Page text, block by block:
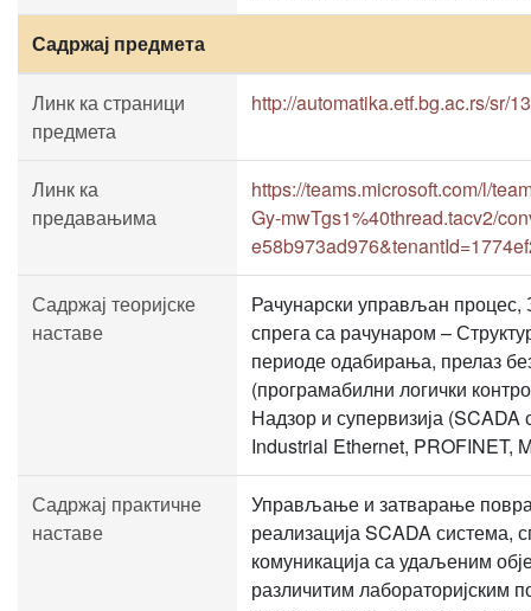
Садржај предмета
Линк ка страници
предмета
http://automatika.etf.bg.ac.rs/sr/
Линк ка
предавањима
https://teams.microsoft.com/l/
Gy-mwTgs1%40thread.tacv2/
Садржај теоријске
наставе
Рачунарски управљан процес,
спрега са рачунаром –
периоде одабирања, прелаз
(програмабилни логички
Надзор и супервизија
Industrial Ethernet, PROFINET,
Садржај практичне
наставе
Управљање и затварање
реализација SCADA система,
комуникација са удаљеним
различитим лабораторијским